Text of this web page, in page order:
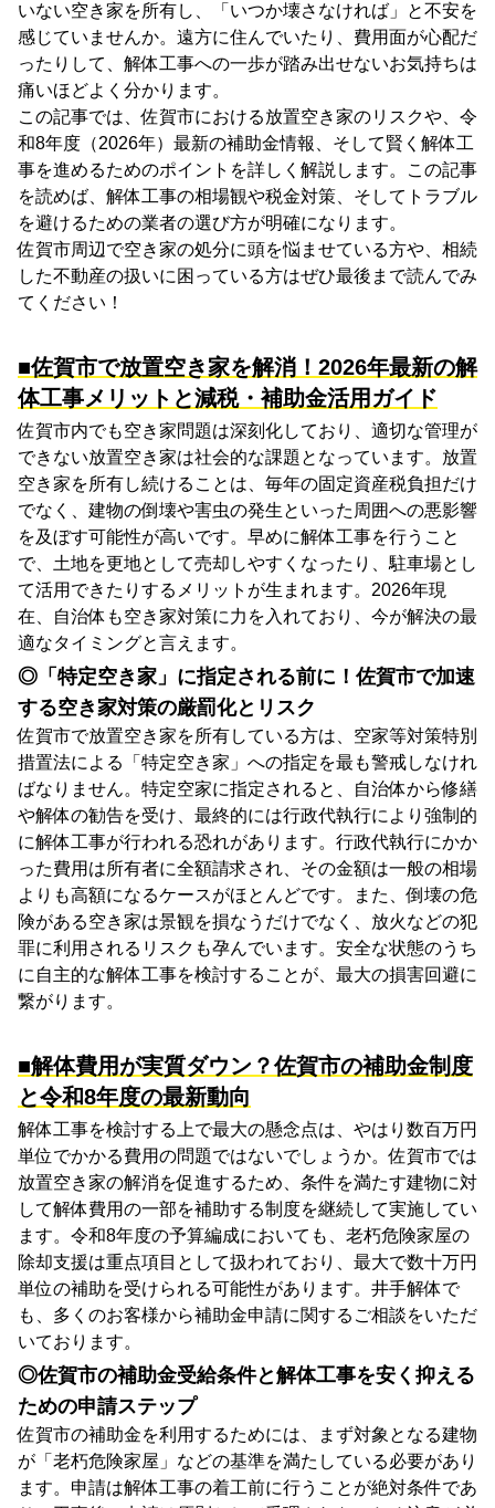
いない空き家を所有し、「いつか壊さなければ」と不安を
感じていませんか。遠方に住んでいたり、費用面が心配だ
ったりして、解体工事への一歩が踏み出せないお気持ちは
痛いほどよく分かります。
この記事では、佐賀市における放置空き家のリスクや、令
和8年度（2026年）最新の補助金情報、そして賢く解体工
事を進めるためのポイントを詳しく解説します。この記事
を読めば、解体工事の相場観や税金対策、そしてトラブル
を避けるための業者の選び方が明確になります。
佐賀市周辺で空き家の処分に頭を悩ませている方や、相続
した不動産の扱いに困っている方はぜひ最後まで読んでみ
てください！
■佐賀市で放置空き家を解消！2026年最新の解
体工事メリットと減税・補助金活用ガイド
佐賀市内でも空き家問題は深刻化しており、適切な管理が
できない放置空き家は社会的な課題となっています。放置
空き家を所有し続けることは、毎年の固定資産税負担だけ
でなく、建物の倒壊や害虫の発生といった周囲への悪影響
を及ぼす可能性が高いです。早めに解体工事を行うこと
で、土地を更地として売却しやすくなったり、駐車場とし
て活用できたりするメリットが生まれます。2026年現
在、自治体も空き家対策に力を入れており、今が解決の最
適なタイミングと言えます。
◎「特定空き家」に指定される前に！佐賀市で加速
する空き家対策の厳罰化とリスク
佐賀市で放置空き家を所有している方は、空家等対策特別
措置法による「特定空き家」への指定を最も警戒しなけれ
ばなりません。特定空家に指定されると、自治体から修繕
や解体の勧告を受け、最終的には行政代執行により強制的
に解体工事が行われる恐れがあります。行政代執行にかか
った費用は所有者に全額請求され、その金額は一般の相場
よりも高額になるケースがほとんどです。また、倒壊の危
険がある空き家は景観を損なうだけでなく、放火などの犯
罪に利用されるリスクも孕んでいます。安全な状態のうち
に自主的な解体工事を検討することが、最大の損害回避に
繋がります。
■解体費用が実質ダウン？佐賀市の補助金制度
と令和8年度の最新動向
解体工事を検討する上で最大の懸念点は、やはり数百万円
単位でかかる費用の問題ではないでしょうか。佐賀市では
放置空き家の解消を促進するため、条件を満たす建物に対
して解体費用の一部を補助する制度を継続して実施してい
ます。令和8年度の予算編成においても、老朽危険家屋の
除却支援は重点項目として扱われており、最大で数十万円
単位の補助を受けられる可能性があります。井手解体で
も、多くのお客様から補助金申請に関するご相談をいただ
いております。
◎佐賀市の補助金受給条件と解体工事を安く抑える
ための申請ステップ
佐賀市の補助金を利用するためには、まず対象となる建物
が「老朽危険家屋」などの基準を満たしている必要があり
ます。申請は解体工事の着工前に行うことが絶対条件であ